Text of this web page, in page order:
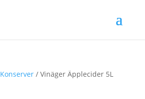
Konserver/ Vinäger Äpplecider 5L